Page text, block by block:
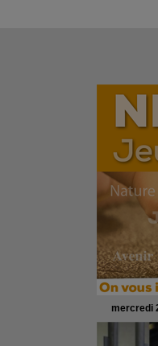
mercredi